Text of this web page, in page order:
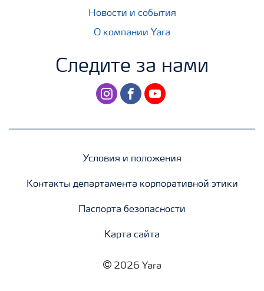
Новости и события
О компании Yara
Следите за нами
instagramfacebookyoutube
Условия и положения
Контакты департамента корпоративной этики
Паспорта безопасности
Карта сайта
2026 Yara